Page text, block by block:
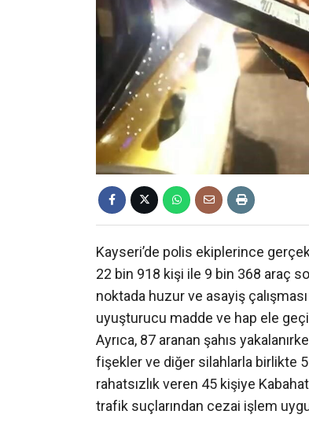
Kayseri’de polis ekiplerince
22 bin 918 kişi ile 9 bin 368 araç
noktada huzur ve asayiş
uyuşturucu madde ve hap ele
Ayrıca, 87 aranan şahıs
fişekler ve diğer silahlarla birlikte
rahatsızlık veren 45 kişiye
trafik suçlarından cezai işlem